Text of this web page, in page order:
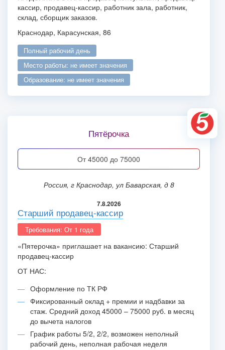
кассир, продавец-кассир, работник зала, работник,
склад, сборщик заказов.
Краснодар, Карасунская, 86
полный рабочий день
место работы: не имеет значения
образование: не имеет значения
Пятёрочка
от 45000 до 75000
Россия, г Краснодар, ул Баварская, д 8
7.8.2026
Старший продавец-кассир
Требования: От 1 года
«Пятерочка» приглашает на вакансию: Старший
продавец-кассир
ОТ НАС:
Оформление по ТК РФ
Фиксированный оклад + премии и надбавки за
стаж. Средний доход 45000 – 75000 руб. в месяц
до вычета налогов
График работы 5/2, 2/2, возможен неполный
рабочий день, неполная рабочая неделя